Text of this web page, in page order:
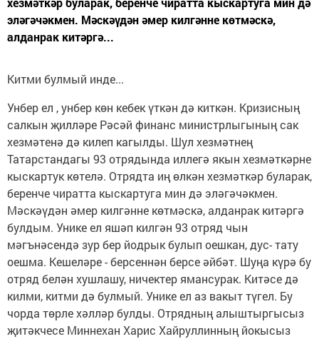
эләгәчәкмен. Мәскәүдән әмер килгәнне көтмәскә,
алданрак китәргә...
Китми булмый инде...
Унбер ел , унбер көн кебек үткән дә киткән. Кризисның
салкын җилләре Рәсәй финанс министрлыгының сак
хезмәтенә дә килеп кагылды. Шул хезмәтнең
Татарстандагы 93 отрядында иллегә якын хезмәткәрне
кыскартук көтелә. Отрядта иң өлкән хезмәткәр буларак,
беренче чиратта кыскартуга мин дә эләгәчәкмен.
Мәскәүдән әмер килгәнне көтмәскә, алданрак китәргә
булдым. Унике ел яшәп килгән 93 отряд чын
мәгънәсендә зур бер йодрык булып оешкан, дус- тату
оешма. Кешеләре - берсеннән берсе әйбәт. Шуңа күрә бу
отряд белән хушлашу, ничектер ямансурак. Китәсе дә
килми, китми дә булмый. Унике ел аз вакыт түгел. Бу
чорда төрле хәлләр булды. Отрядның алыштыргысыз
җитәкчесе Миннехан Харис Хайруллинның йокысыз